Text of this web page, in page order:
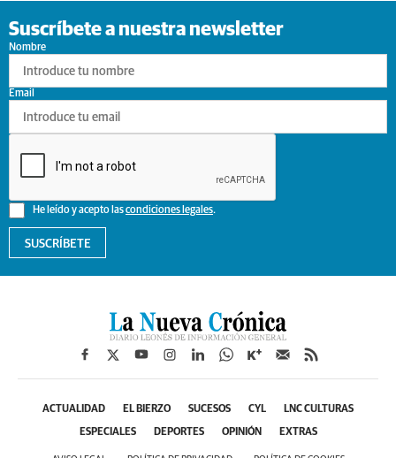
Suscríbete a nuestra newsletter
Nombre
He leído y acepto lascondiciones legales.
Email
SUSCRÍBETE
ACTUALIDAD EL BIERZO SUCESOS CYL LNC CULTURAS
ESPECIALES DEPORTES OPINIÓN EXTRAS